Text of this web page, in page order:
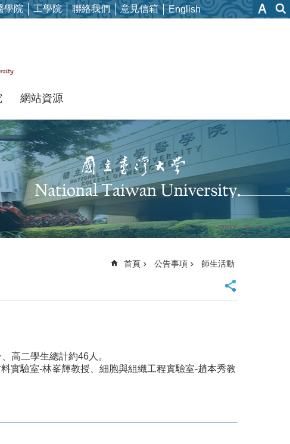
學院 工學院 聯絡我們 意見信箱 English
網站資源
首頁 公告事項 師生活動
高二學生總計約46人。
實驗室-林峯輝教授、細胞與組織工程實驗室-趙本秀教